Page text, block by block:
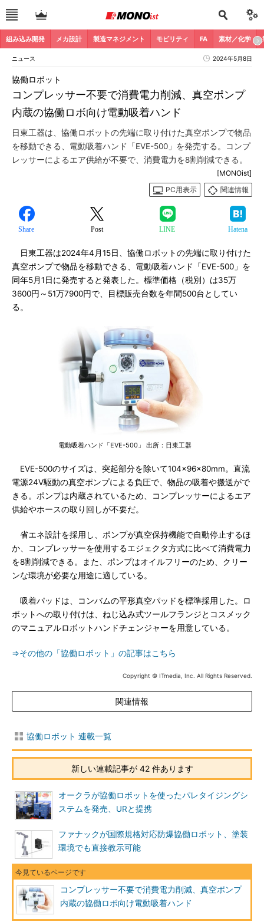
組み込み開発 メカ設計 製造マネジメント モビリティ FA 素材／化学
ニュース 2024年5月8日
コンプレッサー不要で消費電力削減、真空ポンプ
内蔵の協働ロボ向け電動吸着ハンド
協働ロボット
日東工器は、協働ロボットの先端に取り付けた真空ポンプで物品
を移動できる、電動吸着ハンド「EVE-500」を発売する。コンプ
レッサーによるエア供給が不要で、消費電力を8割削減できる。
[MONOist]
PC用表示
関連情報
Share Post LINE Hatena
日東工器は2024年4月15日、協働ロボットの先端に取り付けた
真空ポンプで物品を移動できる、電動吸着ハンド「EVE-500」を
同年5月1日に発売すると発表した。標準価格（税別）は35万
3600円～51万7900円で、目標販売台数を年間500台としてい
る。
電動吸着ハンド「EVE-500」 出所：日東工器
EVE-500のサイズは、突起部分を除いて104×96×80mm。直流
電源24V駆動の真空ポンプによる負圧で、物品の吸着や搬送がで
きる。ポンプは内蔵されているため、コンプレッサーによるエア
供給やホースの取り回しが不要だ。
省エネ設計を採用し、ポンプが真空保持機能で自動停止するほ
か、コンプレッサーを使用するエジェクタ方式に比べて消費電力
を8割削減できる。また、ポンプはオイルフリーのため、クリー
ンな環境が必要な用途に適している。
吸着パッドは、コンバムの平形真空パッドを標準採用した。ロ
ボットへの取り付けは、ねじ込み式ツールフランジとコスメック
のマニュアルロボットハンドチェンジャーを用意している。
⇒その他の「協働ロボット」の記事はこちら
Copyright © ITmedia, Inc. All Rights Reserved.
関連情報
協働ロボット 連載一覧
新しい連載記事が 42 件あります
オークラが協働ロボットを使ったパレタイジングシ
ステムを発売、URと提携
ファナックが国際規格対応防爆協働ロボット、塗装
環境でも直接教示可能
コンプレッサー不要で消費電力削減、真空ポンプ
内蔵の協働ロボ向け電動吸着ハンド